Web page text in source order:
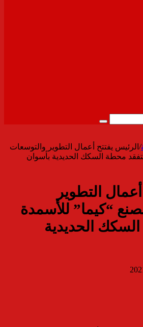
بحث
/ الرئيس يفتتح أعمال التطوير والتوسعات
محطة السكك الحديدية بأسوان
التطوير
“كيما” للأسمدة
الحديدية